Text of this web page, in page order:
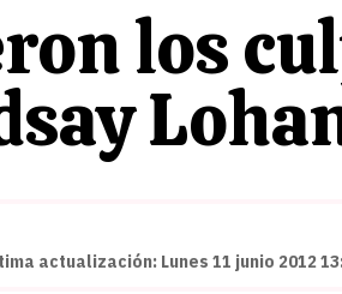
los
actualización: Lunes 11 junio 2012